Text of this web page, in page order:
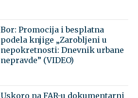
Bor: Promocija i besplatna
podela knjige „Zarobljeni u
nepokretnosti: Dnevnik urbane
nepravde” (VIDEO)
Uskoro na FAR-u dokumentarni